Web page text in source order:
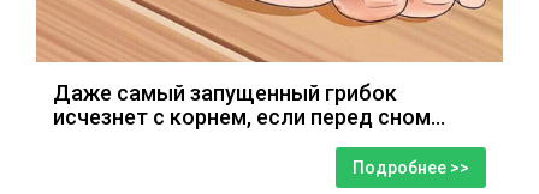
Даже самый запущенный грибок
исчезнет с корнем, если перед сном…
Подробнее >>